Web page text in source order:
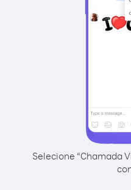
Selecione “Chamada